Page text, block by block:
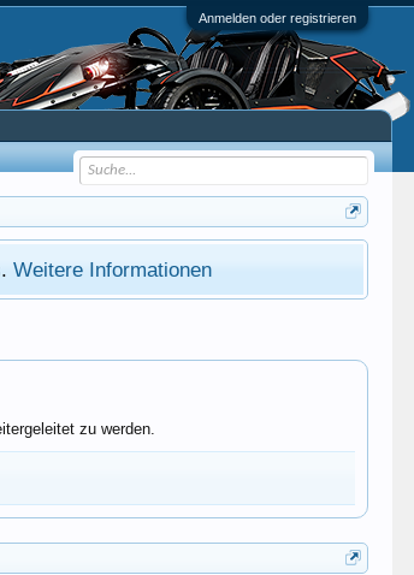
Anmelden oder registrieren
Weitere Informationen
zu werden.